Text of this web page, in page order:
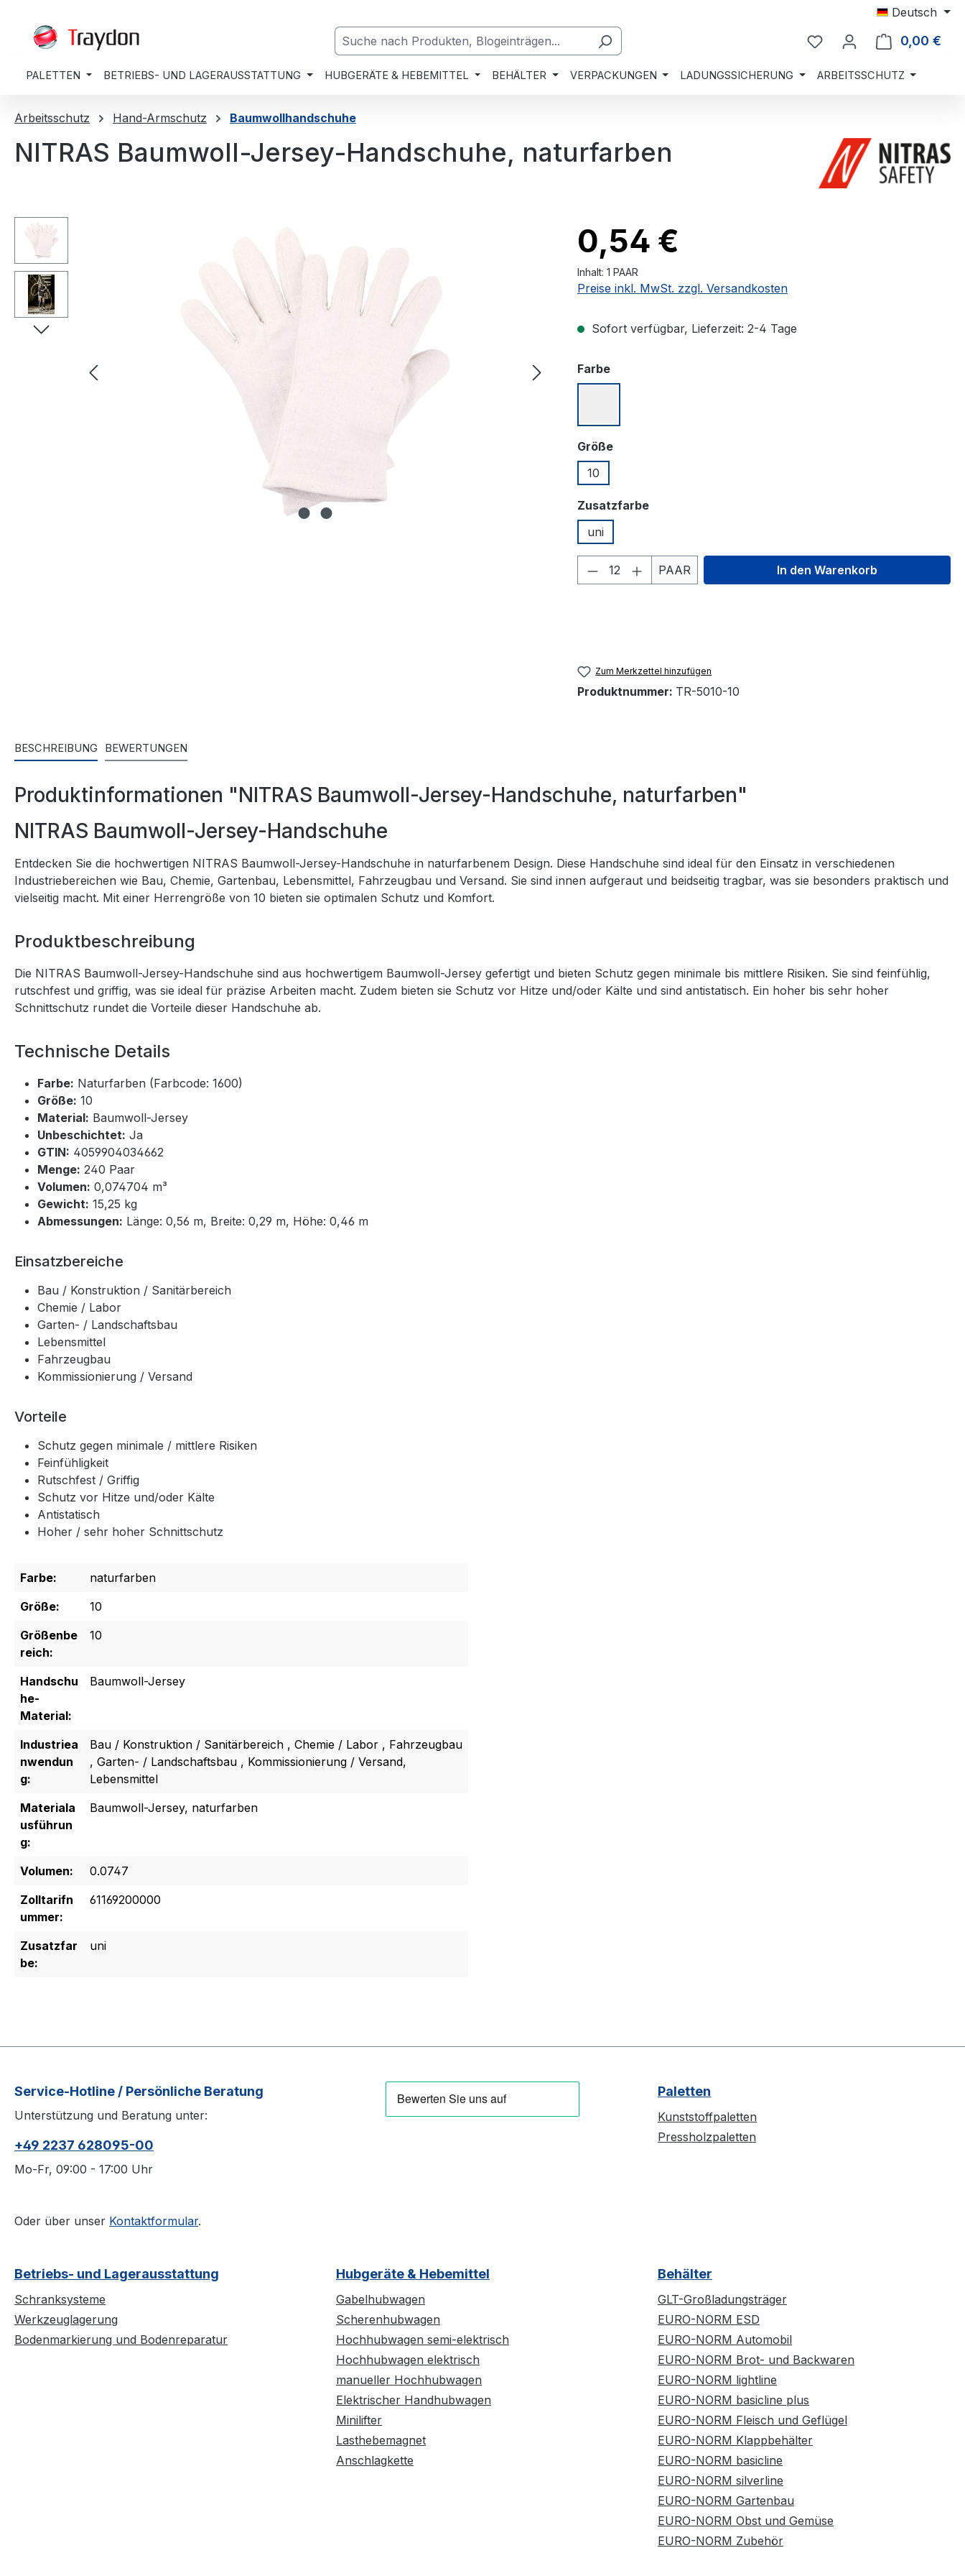
Deutsch
0,00 €
PALETTEN BETRIEBS- UND LAGERAUSSTATTUNG HUBGERÄTE & HEBEMITTEL BEHÄLTER VERPACKUNGEN LADUNGSSICHERUNG ARBEITSSCHUTZ
Arbeitsschutz Hand-Armschutz Baumwollhandschuhe
NITRAS Baumwoll-Jersey-Handschuhe, naturfarben
Bildergalerie überspringen 0,54 €
Inhalt: 1 PAAR
Preise inkl. MwSt. zzgl. Versandkosten
Sofort verfügbar, Lieferzeit: 2-4 Tage
Farbeauswählen
Größeauswählen
10
Zusatzfarbeauswählen
uni
Produkt Anzahl: Gib den gewünschten Wert
PAAR In den Warenkorb
Zum Merkzettel hinzufügen
Produktnummer: TR-5010-10
BESCHREIBUNG BEWERTUNGEN
Produktinformationen "NITRAS Baumwoll-Jersey-Handschuhe, naturfarben"
NITRAS Baumwoll-Jersey-Handschuhe
Entdecken Sie die hochwertigen NITRAS Baumwoll-Jersey-Handschuhe in naturfarbenem Design. Diese Handschuhe sind ideal für den Einsatz in verschiedenen
Industriebereichen wie Bau, Chemie, Gartenbau, Lebensmittel, Fahrzeugbau und Versand. Sie sind innen aufgeraut und beidseitig tragbar, was sie besonders praktisch und
vielseitig macht. Mit einer Herrengröße von 10 bieten sie optimalen Schutz und Komfort.
Produktbeschreibung
Die NITRAS Baumwoll-Jersey-Handschuhe sind aus hochwertigem Baumwoll-Jersey gefertigt und bieten Schutz gegen minimale bis mittlere Risiken. Sie sind feinfühlig,
rutschfest und griffig, was sie ideal für präzise Arbeiten macht. Zudem bieten sie Schutz vor Hitze und/oder Kälte und sind antistatisch. Ein hoher bis sehr hoher
Schnittschutz rundet die Vorteile dieser Handschuhe ab.
Technische Details
Farbe: Naturfarben (Farbcode: 1600)
Größe: 10
Material: Baumwoll-Jersey
Unbeschichtet: Ja
GTIN: 4059904034662
Menge: 240 Paar
Volumen: 0,074704 m³
Gewicht: 15,25 kg
Abmessungen: Länge: 0,56 m, Breite: 0,29 m, Höhe: 0,46 m
Einsatzbereiche
Bau / Konstruktion / Sanitärbereich
Chemie / Labor
Garten- / Landschaftsbau
Lebensmittel
Fahrzeugbau
Kommissionierung / Versand
Vorteile
Schutz gegen minimale / mittlere Risiken
Feinfühligkeit
Rutschfest / Griffig
Schutz vor Hitze und/oder Kälte
Antistatisch
Hoher / sehr hoher Schnittschutz
Farbe:
naturfarben
Größe:
10
Größenbe
reich:
10
Handschu
he-
Material:
Baumwoll-Jersey
Industriea
nwendun
g:
Bau / Konstruktion / Sanitärbereich , Chemie / Labor , Fahrzeugbau
, Garten- / Landschaftsbau , Kommissionierung / Versand,
Lebensmittel
Materiala
usführun
g:
Baumwoll-Jersey, naturfarben
Volumen:
0.0747
Zolltarifn
ummer:
61169200000
Zusatzfar
be:
uni
Service-Hotline / Persönliche Beratung
Unterstützung und Beratung unter:
+49 2237 628095-00
Mo-Fr, 09:00 - 17:00 Uhr
Oder über unser Kontaktformular.
Paletten
Kunststoffpaletten
Pressholzpaletten
Betriebs- und Lagerausstattung
Schranksysteme
Werkzeuglagerung
Bodenmarkierung und Bodenreparatur
Hubgeräte & Hebemittel
Gabelhubwagen
Scherenhubwagen
Hochhubwagen semi-elektrisch
Hochhubwagen elektrisch
manueller Hochhubwagen
Elektrischer Handhubwagen
Minilifter
Lasthebemagnet
Anschlagkette
Behälter
GLT-Großladungsträger
EURO-NORM ESD
EURO-NORM Automobil
EURO-NORM Brot- und Backwaren
EURO-NORM lightline
EURO-NORM basicline plus
EURO-NORM Fleisch und Geflügel
EURO-NORM Klappbehälter
EURO-NORM basicline
EURO-NORM silverline
EURO-NORM Gartenbau
EURO-NORM Obst und Gemüse
EURO-NORM Zubehör